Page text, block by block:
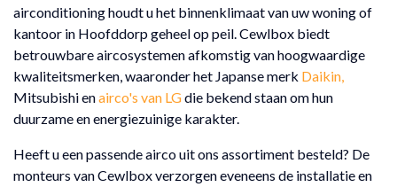
airconditioning houdt u het binnenklimaat van uw woning of
kantoor in Hoofddorp geheel op peil. Cewlbox biedt
betrouwbare aircosystemen afkomstig van hoogwaardige
kwaliteitsmerken, waaronder het Japanse merk Daikin,
Mitsubishi enairco's van LGdie bekend staan om hun
duurzame en energiezuinige karakter.
Heeft u een passende airco uit ons assortiment besteld? De
monteurs van Cewlbox verzorgen eveneens de installatie en